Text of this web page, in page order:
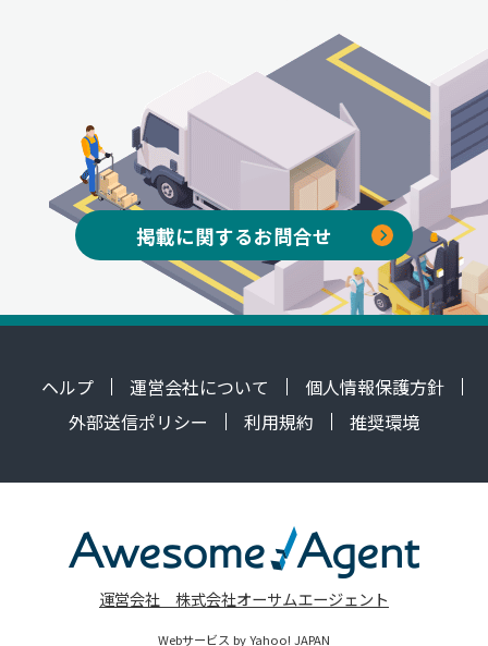
掲載に関するお問合せ
ヘルプ 運営会社について
個人情報保護方針
外部送信ポリシー
利用規約 推奨環境
運営会社 株式会社オーサムエージェント
Webサービス by Yahoo! JAPAN